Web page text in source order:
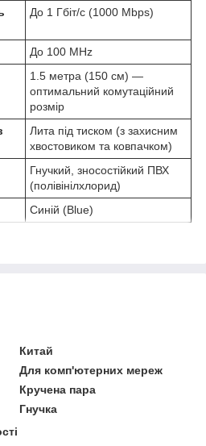
До 1 Гбіт/с (1000 Mbps)
До 100 MHz
1.5 метра (150 см) —
оптимальний комутаційний
розмір
Лита під тиском (з захисним
хвостовиком та ковпачком)
Гнучкий, зносостійкий ПВХ
(полівінілхлорид)
Синій (Blue)
Китай
Для комп'ютерних мереж
Кручена пара
Гнучка